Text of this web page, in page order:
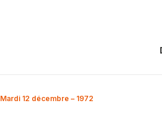
Mardi 12 décembre – 1972